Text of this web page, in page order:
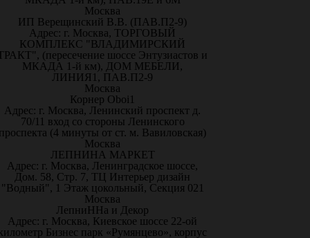
Москва
ИП Верещинский В.В. (ПАВ.П2-9)
Адрес: г. Москва, ТОРГОВЫЙ
КОМПЛЕКС "ВЛАДИМИРСКИЙ
(пересечение шоссе Энтузиастов и
МКАДА 1-й км), ДОМ МЕБЕЛИ,
ЛИНИЯ1, ПАВ.П2-9
Москва
Корнер Oboi1
Адрес: г. Москва, Ленинский проспект д.
70/11 вход со стороны Ленинского
(4 минуты от ст. м. Вавиловская)
Москва
ЛЕПНИНА МАРКЕТ
Адрес: г. Москва, Ленинградское шоссе,
Дом. 58, Стр. 7, ТЦ Интерьер дизайн
"Водный", 1 Этаж цокольный, Секция 021
Москва
ЛепниННа и Декор
Адрес: г. Москва, Киевское шоссе 22-ой
Бизнес парк «Румянцево», корпус